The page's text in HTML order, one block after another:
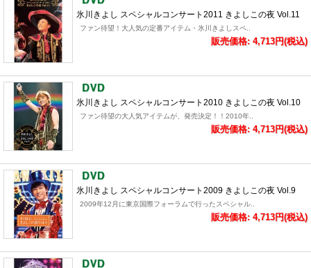
氷川きよし スペシャルコンサート2011 きよしこの夜 Vol.11
ファン待望！大人気の定番アイテム・氷川きよしスペ..
販売価格: 4,713円(税込)
氷川きよし スペシャルコンサート2010 きよしこの夜 Vol.10
ファン待望の大人気アイテムが、発売決定！！2010年..
販売価格: 4,713円(税込)
氷川きよし スペシャルコンサート2009 きよしこの夜 Vol.9
2009年12月に東京国際フォーラムで行ったスペシャル..
販売価格: 4,713円(税込)